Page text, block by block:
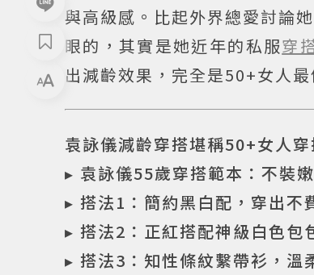
與高級感。比起外界總愛討論
眼的，其實是她近年的私服穿
出減齡效果，完全是50+女人
袁詠儀減齡穿搭堪稱50+女人
▸ 袁詠儀55歲穿搭範本：不裝
▸ 搭法1：簡約黑白配，穿出不
▸ 搭法2：正紅搭配神級白色包
▸ 搭法3：知性條紋繫帶衫，溫